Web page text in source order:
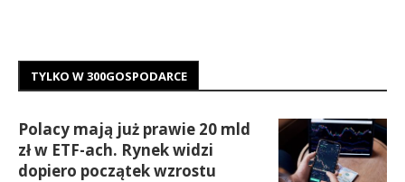
TYLKO W 300GOSPODARCE
Polacy mają już prawie 20 mld
zł w ETF-ach. Rynek widzi
dopiero początek wzrostu